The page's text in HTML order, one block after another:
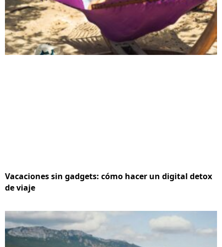
Vacaciones sin gadgets: cómo hacer un digital detox
de viaje